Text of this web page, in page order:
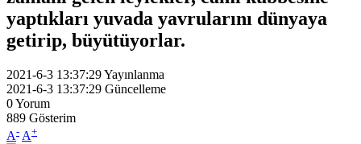
yaptıkları yuvada yavrularını dünyaya
getirip, büyütüyorlar.
2021-6-3 13:37:29Yayınlanma
2021-6-3 13:37:29 Güncelleme
0Yorum
889 Gösterim
A- A+